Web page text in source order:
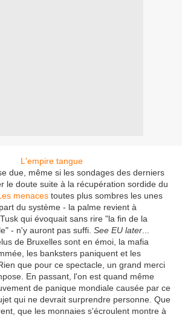
due, même si les sondages des derniers
le doute suite à la récupération sordide du
menaces toutes plus sombres les unes
du système - la palme revient à
qui évoquait sans rire "la fin de la
- n'y auront pas suffi. See EU later
de Bruxelles sont en émoi, la mafia
les banksters paniquent et les
que pour ce spectacle, un grand merci
En passant, l'on est quand même
de panique mondiale causée par ce
qui ne devrait surprendre personne. Que
que les monnaies s'écroulent montre à